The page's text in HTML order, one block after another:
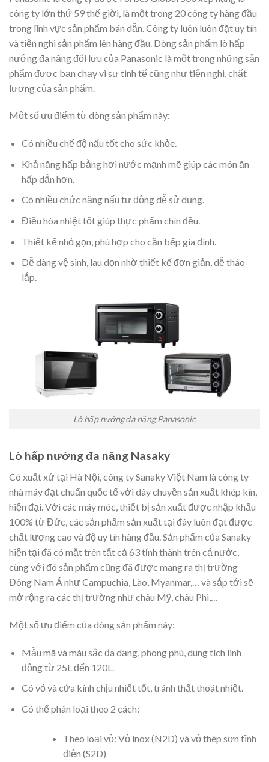
công ty lớn thứ 59 thế giời, là một trong 20 công ty hàng đầu
trong lĩnh vực sản phẩm bán dẫn. Công ty luôn luôn đặt uy tín
và tiện nghi sản phẩm lên hàng đầu. Dòng sản phẩm lò hấp
nướng đa năng đối lưu của Panasonic là một trong những sản
phẩm được bạn chạy vì sự tinh tế cũng như tiện nghi, chất
lượng của sản phẩm.
Một số ưu điểm từ dòng sản phẩm này:
Có nhiều chế độ nấu tốt cho sức khỏe.
Khả năng hấp bằng hơi nước mạnh mẽ giúp các món ăn
hấp dẫn hơn.
Có nhiều chức năng nấu tự động dễ sử dụng.
Điều hòa nhiệt tốt giúp thực phẩm chín đều.
Thiết kế nhỏ gọn, phù hợp cho căn bếp gia đình.
Dễ dàng vệ sinh, lau dọn nhờ thiết kế đơn giản, dễ tháo
lắp.
Lò hấp nướng đa năng Panasonic
Lò hấp nướng đa năng Nasaky
Có xuất xứ tại Hà Nội, công ty Sanaky Việt Nam là công ty
nhà máy đạt chuẩn quốc tế với dây chuyền sản xuất khép kín,
hiện đại. Với các máy móc, thiết bị sản xuất được nhập khẩu
100% từ Đức, các sản phẩm sản xuất tại đây luôn đạt được
chất lượng cao và độ uy tín hàng đầu. Sản phẩm của Sanaky
hiện tại đã có mặt trên tất cả 63 tỉnh thành trên cả nước,
cùng với đó sản phẩm cũng đã được mang ra thị trường
Đông Nam Á như Campuchia, Lào, Myanmar,… và sắp tới sẽ
mở rộng ra các thị trường như châu Mỹ, châu Phi,…
Một số ưu điểm của dòng sản phẩm này:
Mẫu mã và màu sắc đa dạng, phong phú, dung tích linh
động từ 25L đến 120L.
Có vỏ và cửa kính chịu nhiết tốt, tránh thất thoát nhiệt.
Có thể phân loại theo 2 cách:
Theo loại vỏ: Vỏ inox (N2D) và vỏ thép sơn tĩnh
điện (S2D)